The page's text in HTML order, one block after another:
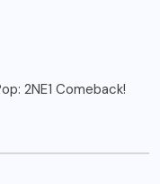
2NE1 Comeback!